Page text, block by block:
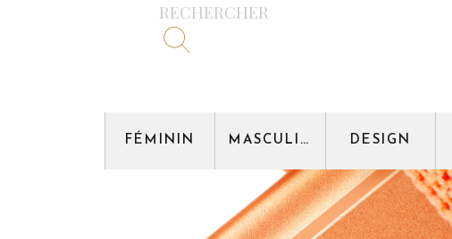
RECHERCHER
FÉMININ MASCULIN DESIGN